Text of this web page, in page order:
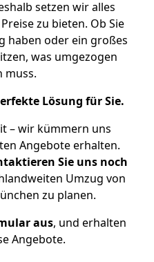
setzen wir alles
zu bieten. Ob Sie
haben oder ein großes
was umgezogen
muss.
Lösung für Sie.
– wir kümmern uns
Angebote erhalten.
Sie uns noch
Umzug von
zu planen.
aus, und erhalten
Angebote.